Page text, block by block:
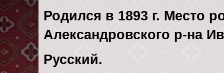
Родился в 1893 г. Место
Александровского р-на
Русский.